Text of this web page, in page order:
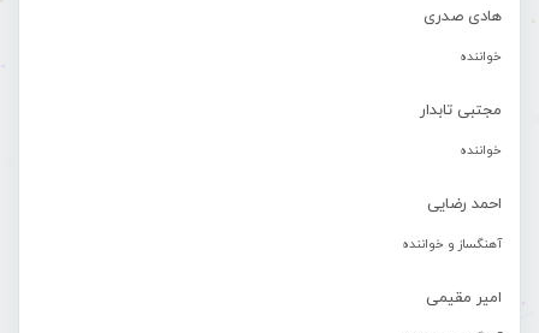
هادی صدری
خواننده
مجتبی تابدار
خواننده
احمد رضایی
آهنگساز و خواننده
امیر مقیمی